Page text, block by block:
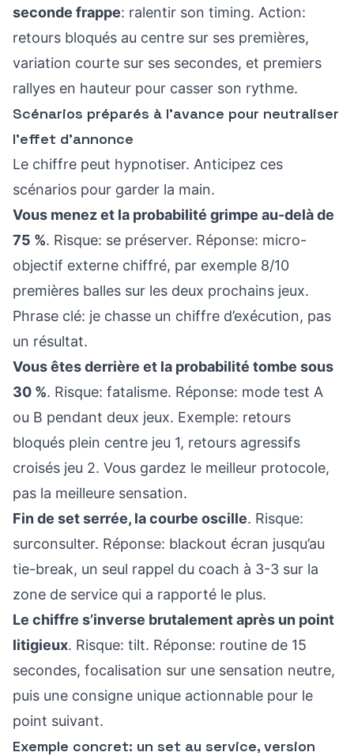
seconde frappe: ralentir son timing. Action:
retours bloqués au centre sur ses premières,
variation courte sur ses secondes, et premiers
rallyes en hauteur pour casser son rythme.
Scénarios préparés à l’avance pour neutraliser
l’effet d’annonce
Le chiffre peut hypnotiser. Anticipez ces
scénarios pour garder la main.
Vous menez et la probabilité grimpe au-delà de
75 %. Risque: se préserver. Réponse: micro-
objectif externe chiffré, par exemple 8/10
premières balles sur les deux prochains jeux.
Phrase clé: je chasse un chiffre d’exécution, pas
un résultat.
Vous êtes derrière et la probabilité tombe sous
30 %. Risque: fatalisme. Réponse: mode test A
ou B pendant deux jeux. Exemple: retours
bloqués plein centre jeu 1, retours agressifs
croisés jeu 2. Vous gardez le meilleur protocole,
pas la meilleure sensation.
Fin de set serrée, la courbe oscille. Risque:
surconsulter. Réponse: blackout écran jusqu’au
tie-break, un seul rappel du coach à 3-3 sur la
zone de service qui a rapporté le plus.
Le chiffre s’inverse brutalement après un point
litigieux. Risque: tilt. Réponse: routine de 15
secondes, focalisation sur une sensation neutre,
puis une consigne unique actionnable pour le
point suivant.
Exemple concret: un set au service, version